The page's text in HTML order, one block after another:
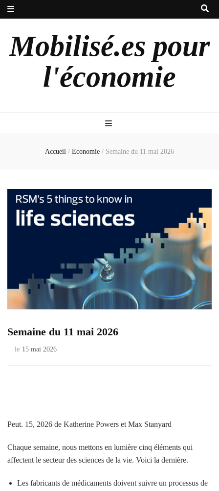
Mobilisé.es pour
l'économie
Accueil / Economie / Semaine du 11 mai 2026
Semaine du 11 mai 2026
le 15 mai 2026
Peut. 15, 2026 de Katherine Powers et Max Stanyard
Chaque semaine, nous mettons en lumière cinq éléments qui
affectent le secteur des sciences de la vie. Voici la dernière.
Les fabricants de médicaments doivent suivre un processus de